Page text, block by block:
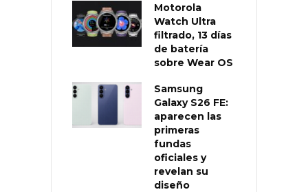
Motorola
Watch Ultra
filtrado, 13 días
de batería
sobre Wear OS
Samsung
Galaxy S26 FE:
aparecen las
primeras
fundas
oficiales y
revelan su
diseño